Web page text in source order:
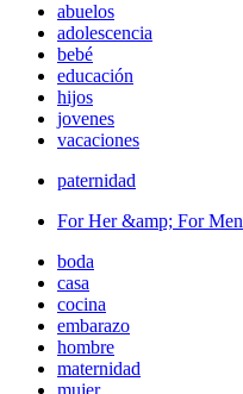
abuelos
adolescencia
bebé
educación
hijos
jovenes
vacaciones
paternidad
For Her &amp; For Men
boda
casa
cocina
embarazo
hombre
maternidad
mujer